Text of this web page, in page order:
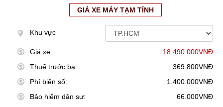
GIÁ XE MÁY TẠM TÍNH
Khu vực
Giá xe:
18.490.000VNĐ
Thuế trước bạ:
369.800VNĐ
Phí biển số:
1.400.000VNĐ
Bảo hiểm dân sự:
66.000VNĐ